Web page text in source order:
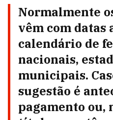
Normalmente
vêm com datas
calendário de
nacionais,
municipais.
sugestão é
pagamento ou,